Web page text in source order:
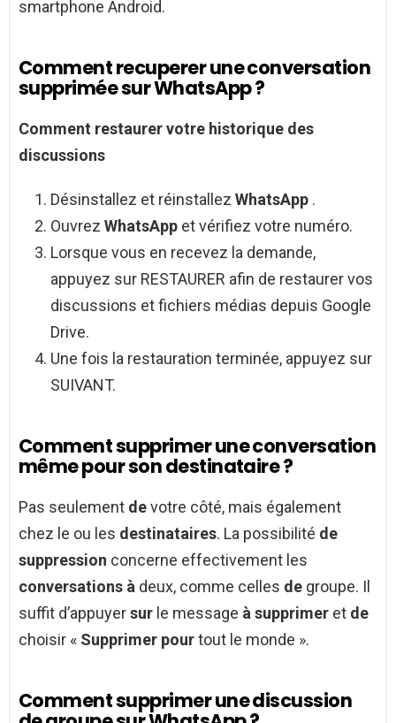
smartphone Android.
Comment recuperer une conversation
supprimée sur WhatsApp ?
Comment restaurer votre historique des
discussions
Désinstallez et réinstallez WhatsApp .
Ouvrez WhatsApp et vérifiez votre numéro.
Lorsque vous en recevez la demande,
appuyez sur RESTAURER afin de restaurer vos
discussions et fichiers médias depuis Google
Drive.
Une fois la restauration terminée, appuyez sur
SUIVANT.
Comment supprimer une conversation
même pour son destinataire ?
Pas seulement devotre côté, mais également
chez le ou les destinataires. La possibilité de
suppression concerne effectivement les
conversations à deux, comme celles de groupe. Il
suffit d’appuyersur le message à supprimer et de
choisir « Supprimer pourtout le monde ».
Comment supprimer une discussion